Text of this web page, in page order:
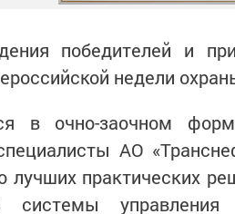
победителей и
недели
в очно-заочном
АО
лучших практических
системы